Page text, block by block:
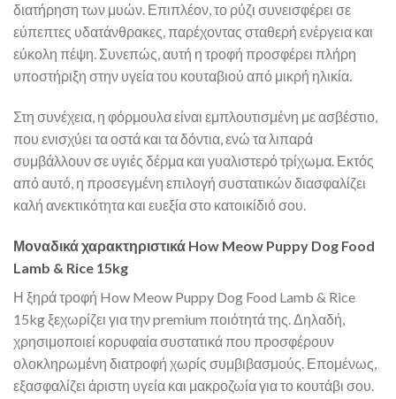
διατήρηση των μυών. Επιπλέον, το ρύζι συνεισφέρει σε
εύπεπτες υδατάνθρακες, παρέχοντας σταθερή ενέργεια και
εύκολη πέψη. Συνεπώς, αυτή η τροφή προσφέρει πλήρη
υποστήριξη στην υγεία του κουταβιού από μικρή ηλικία.
Στη συνέχεια, η φόρμουλα είναι εμπλουτισμένη με ασβέστιο,
που ενισχύει τα οστά και τα δόντια, ενώ τα λιπαρά
συμβάλλουν σε υγιές δέρμα και γυαλιστερό τρίχωμα. Εκτός
από αυτό, η προσεγμένη επιλογή συστατικών διασφαλίζει
καλή ανεκτικότητα και ευεξία στο κατοικίδιό σου.
Μοναδικά χαρακτηριστικά How Meow Puppy Dog Food
Lamb & Rice 15kg
Η ξηρά τροφή How Meow Puppy Dog Food Lamb & Rice
15kg ξεχωρίζει για την premium ποιότητά της. Δηλαδή,
χρησιμοποιεί κορυφαία συστατικά που προσφέρουν
ολοκληρωμένη διατροφή χωρίς συμβιβασμούς. Επομένως,
εξασφαλίζει άριστη υγεία και μακροζωία για το κουτάβι σου.